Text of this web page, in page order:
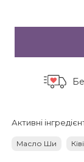
Активні
Масло Ши Ківі